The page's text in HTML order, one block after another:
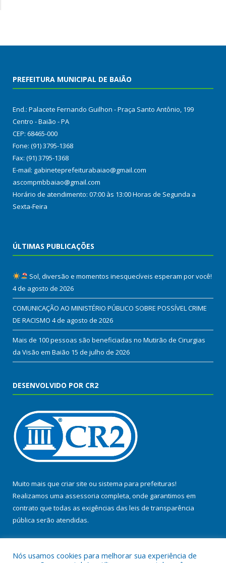
PREFEITURA MUNICIPAL DE BAIÃO
End.: Palacete Fernando Guilhon - Praça Santo Antônio, 199
Centro - Baião - PA
CEP: 68465-000
Fone: (91) 3795-1368
Fax: (91) 3795-1368
E-mail: gabineteprefeiturabaiao@gmail.com
ascompmbbaiao@gmail.com
Horário de atendimento: 07:00 às 13:00 Horas de Segunda a
Sexta-Feira
ÚLTIMAS PUBLICAÇÕES
Sol, diversão e momentos inesquecíveis esperam por você!
4 de agosto de 2026
COMUNICAÇÃO AO MINISTÉRIO PÚBLICO SOBRE POSSÍVEL CRIME
DE RACISMO 4 de agosto de 2026
Mais de 100 pessoas são beneficiadas no Mutirão de Cirurgias
da Visão em Baião 15 de julho de 2026
DESENVOLVIDO POR CR2
Muito mais que criar site ou sistema para prefeituras!
Realizamos uma assessoria completa, onde garantimos em
contrato que todas as exigências das leis de transparência
pública serão atendidas.
Nós usamos cookies para melhorar sua experiência de